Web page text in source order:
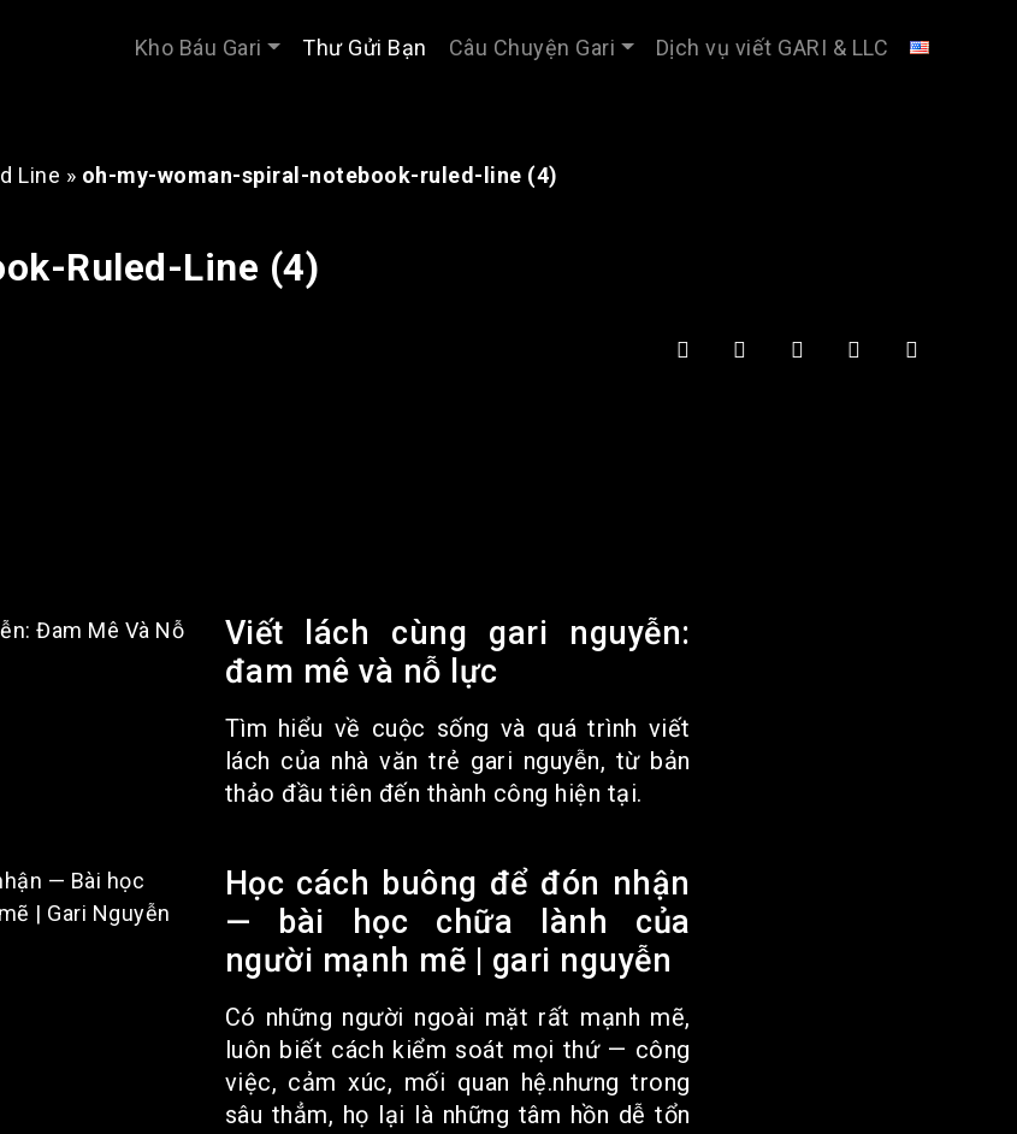
Kho Báu Gari Thư Gửi Bạn Câu Chuyện Gari Dịch vụ viết GARI & LLC
Line » oh-my-woman-spiral-notebook-ruled-line (4)
Ruled-Line (4)
Viết lách cùng gari nguyễn:
đam mê và nỗ lực
Tìm hiểu về cuộc sống và quá trình viết
lách của nhà văn trẻ gari nguyễn, từ bản
thảo đầu tiên đến thành công hiện tại.
Học cách buông để đón nhận
— bài học chữa lành của
người mạnh mẽ | gari nguyễn
Có những người ngoài mặt rất mạnh mẽ,
luôn biết cách kiểm soát mọi thứ — công
việc, cảm xúc, mối quan hệ.nhưng trong
sâu thẳm, họ lại là những tâm hồn dễ tổn